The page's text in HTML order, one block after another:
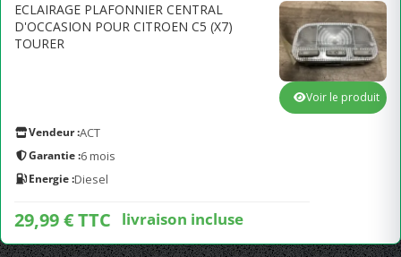
ECLAIRAGE PLAFONNIER CENTRAL
D'OCCASION POUR CITROEN C5 (X7)
TOURER
Vendeur :ACT
Garantie :6 mois
Energie :Diesel
29,99 € TTC livraison incluse
Voir le produit